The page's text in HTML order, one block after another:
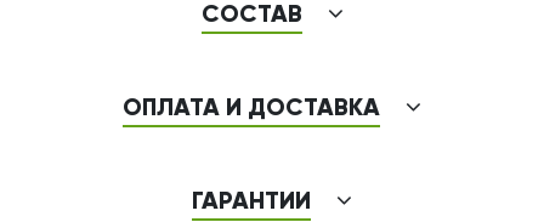
СОСТАВ
ОПЛАТА И ДОСТАВКА
ГАРАНТИИ